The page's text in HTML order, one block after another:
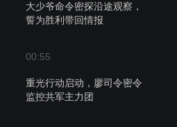
大少爷命令密探沿途观察，
誓为胜利带回情报
00:55
重光行动启动，廖司令密令
监控共军主力团